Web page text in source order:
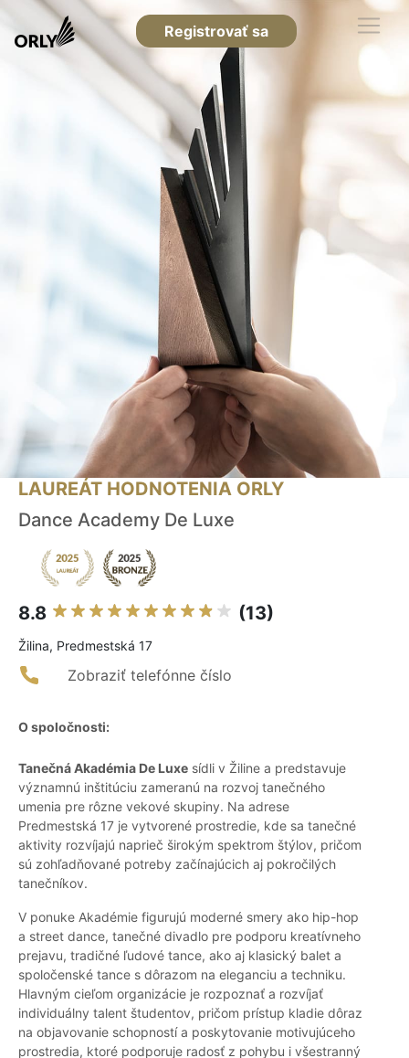
Registrovať sa
LAUREÁT HODNOTENIA ORLY
Dance Academy De Luxe
8.8 (13)
Žilina, Predmestská 17
Zobraziť telefónne číslo
O spoločnosti:
Tanečná Akadémia De Luxe sídli v Žiline a predstavuje
významnú inštitúciu zameranú na rozvoj tanečného
umenia pre rôzne vekové skupiny. Na adrese
Predmestská 17 je vytvorené prostredie, kde sa tanečné
aktivity rozvíjajú naprieč širokým spektrom štýlov, pričom
sú zohľadňované potreby začínajúcich aj pokročilých
tanečníkov.
V ponuke Akadémie figurujú moderné smery ako hip-hop
a street dance, tanečné divadlo pre podporu kreatívneho
prejavu, tradičné ľudové tance, ako aj klasický balet a
spoločenské tance s dôrazom na eleganciu a techniku.
Hlavným cieľom organizácie je rozpoznať a rozvíjať
individuálny talent študentov, pričom prístup kladie dôraz
na objavovanie schopností a poskytovanie motivujúceho
prostredia, ktoré podporuje radosť z pohybu i všestranný